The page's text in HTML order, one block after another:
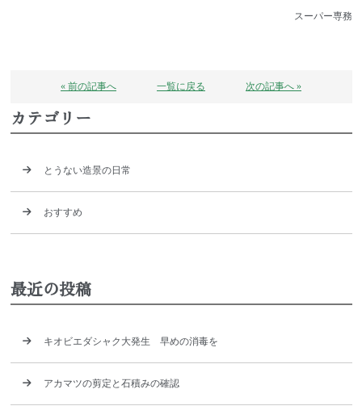
スーパー専務
« 前の記事へ 一覧に戻る 次の記事へ »
カテゴリー
とうない造景の日常
おすすめ
最近の投稿
キオビエダシャク大発生 早めの消毒を
アカマツの剪定と石積みの確認